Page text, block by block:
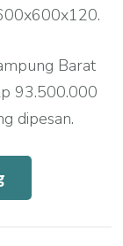
Barat
93.500.000
dipesan.